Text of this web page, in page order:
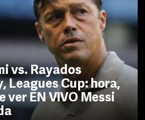
vs. Rayados
Leagues Cup: hora,
ver EN VIVO Messi